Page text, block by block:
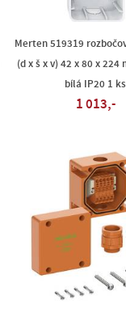
Merten 519319
(d x š x v) 42 x 80 x 224
bílá IP20 1 ks
1 013,-